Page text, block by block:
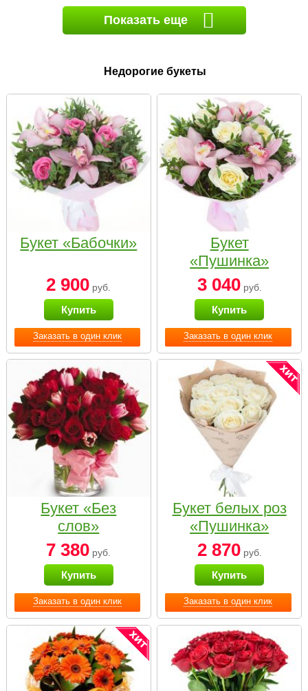
Показать еще
Недорогие букеты
Заказать в один клик
Букет «Бабочки»
2 900 руб.
Купить
Заказать в один клик
Букет
«Пушинка»
3 040руб.
Купить
Заказать в один клик
Букет «Без
слов»
7 380 руб.
Купить
Заказать в один клик
Букет белых роз
«Пушинка»
2 870руб.
Купить